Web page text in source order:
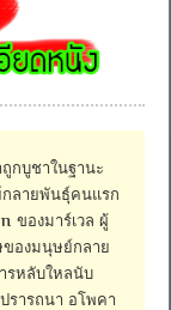
กบูชาในฐานะ
ลายพันธุ์คนแรก
ของมาร์เวล ผู้
ของมนุษย์กลาย
รหลับใหลนับ
รารถนา อโพคา